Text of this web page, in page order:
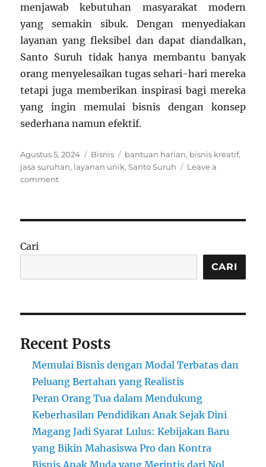
menjawab kebutuhan masyarakat modern
yang semakin sibuk. Dengan menyediakan
layanan yang fleksibel dan dapat diandalkan,
Santo Suruh tidak hanya membantu banyak
orang menyelesaikan tugas sehari-hari mereka
tetapi juga memberikan inspirasi bagi mereka
yang ingin memulai bisnis dengan konsep
sederhana namun efektif.
Posted
on
Agustus 5, 2024 Categories
Bisnis Tags
bantuan harian, bisnis kreatif,
jasa suruhan, layanan unik,Santo Suruh
Leave a
commenton
Unik
Bekasi
Cari
CARI
Recent Posts
Memulai Bisnis dengan Modal Terbatas dan
Peluang Bertahan yang Realistis
Peran Orang Tua dalam Mendukung
Keberhasilan Pendidikan Anak Sejak Dini
Magang Jadi Syarat Lulus: Kebijakan Baru
yang Bikin Mahasiswa Pro dan Kontra
Bisnis Anak Muda yang Merintis dari Nol